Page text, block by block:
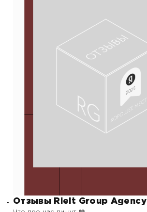
Отзывы Rielt Group Agency